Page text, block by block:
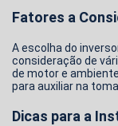
Fatores a
A escolha do
consideração de
de motor e
para auxiliar na
Dicas para a